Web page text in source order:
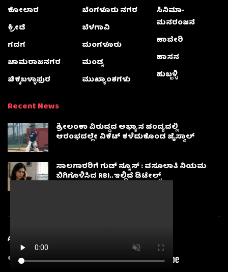
ಕೋಲಾರ
ಕ್ರೀಡೆ
ಗದಗ
ಚಾಮರಾಜನಗರ
ಚಿಕ್ಕಬಳ್ಳಾಫುರ
ಬೆಂಗಳೂರು ನಗರ
ಬೆಳಗಾವಿ
ಮಂಗಳೂರು
ಮಂಡ್ಯ
ಮುಖ್ಯಾಂಶಗಳು
ಸಿನಿಮಾ-
ಮನರಂಜನೆ
ಹಾವೇರಿ
ಹಾಸನ
ಹುಬ್ಬಳ್ಳಿ
Recent News
ಶ್ರೀಲಂಕಾ ವಿರುದ್ಧದ ಅಭ್ಯಾಸ ಪಂದ್ಯದಲ್ಲಿ
ಆರಂಭದಲ್ಲೇ ವಿಕೆಟ್ ಕಳೆದುಕೊಂಡ ಜೈಸ್ವಾಲ್
ಸಾಲಗಾರರಿಗೆ ಗುಡ್ ನ್ಯೂಸ್ : ವಸೂಲಾತಿ ನಿಯಮ
ಬಿಗಿಗೊಳಿಸಿದ RBI..ಇಲ್ಲಿದೆ ಡಿಟೇಲ್ಸ್
About
© 2025Karnatakanewsbeat